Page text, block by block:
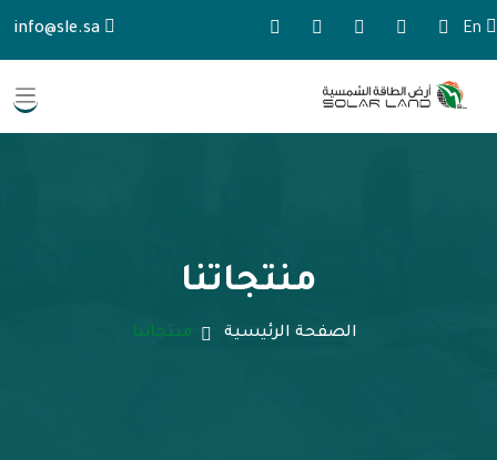
info@sle.sa En
منتجاتنا
الصفحة الرئيسية منتجاتنا